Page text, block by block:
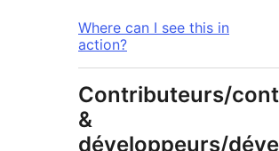
Where can I see this in
action?
Contributeurs/
&
développeurs/